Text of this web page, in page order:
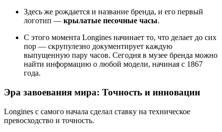
Здесь же рождается и название бренда, и его первый
логотип — крылатые песочные часы.
С этого момента Longines начинает то, что делает до сих
пор — скрупулезно документирует каждую
выпущенную пару часов. Сегодня в музее бренда можно
найти информацию о любой модели, начиная с 1867
года.
Эра завоевания мира: Точность и инновации
Longines с самого начала сделал ставку на техническое
превосходство и точность.